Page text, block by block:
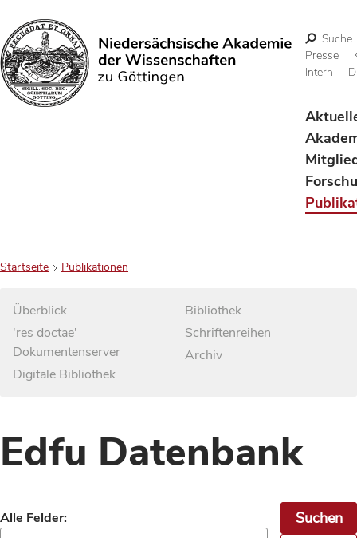
Suchen
Suche
Presse
Intern
Startseite Publikationen
Überblick
'res doctae'
Dokumentenserver
Digitale Bibliothek
Bibliothek
Schriftenreihen
Archiv
Edfu Datenbank
Alle Felder: